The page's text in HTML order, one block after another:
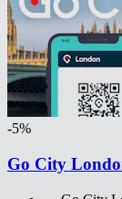
-5%
Go City